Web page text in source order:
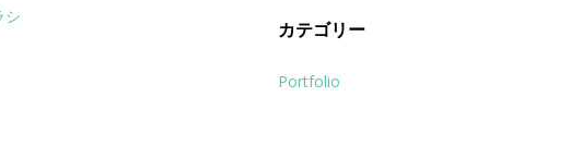
シ
カテゴリー
Portfolio